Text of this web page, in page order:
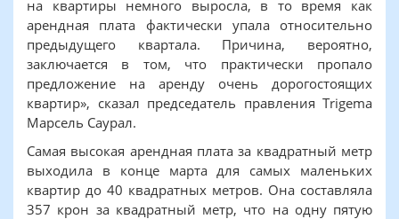
на квартиры немного выросла, в то время как
арендная плата фактически упала относительно
предыдущего квартала. Причина, вероятно,
заключается в том, что практически пропало
предложение на аренду очень дорогостоящих
квартир», сказал председатель правления Trigema
Марсель Саурал.
Самая высокая арендная плата за квадратный метр
выходила в конце марта для самых маленьких
квартир до 40 квадратных метров. Она составляла
357 крон за квадратный метр, что на одну пятую